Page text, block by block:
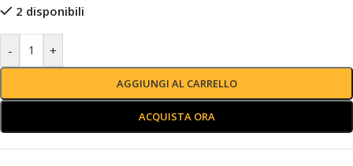
2 disponibili
- +
AGGIUNGI AL CARRELLO
ACQUISTA ORA